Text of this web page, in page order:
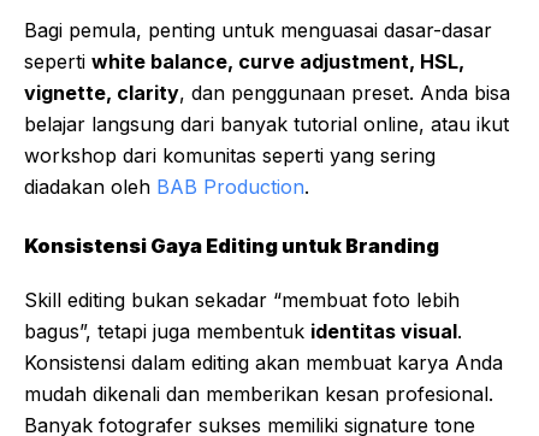
Bagi pemula, penting untuk menguasai dasar-dasar
seperti white balance, curve adjustment, HSL,
vignette, clarity, dan penggunaan preset. Anda bisa
belajar langsung dari banyak tutorial online, atau ikut
workshop dari komunitas seperti yang sering
diadakan oleh BAB Production.
Konsistensi Gaya Editing untuk Branding
Skill editing bukan sekadar “membuat foto lebih
bagus”, tetapi juga membentuk identitas visual.
Konsistensi dalam editing akan membuat karya Anda
mudah dikenali dan memberikan kesan profesional.
Banyak fotografer sukses memiliki signature tone